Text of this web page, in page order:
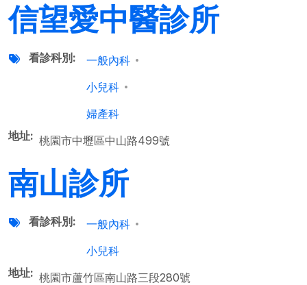
信望愛中醫診所
看診科別
一般內科
小兒科
婦產科
地址
桃園市中壢區中山路499號
南山診所
看診科別
一般內科
小兒科
地址
桃園市蘆竹區南山路三段280號